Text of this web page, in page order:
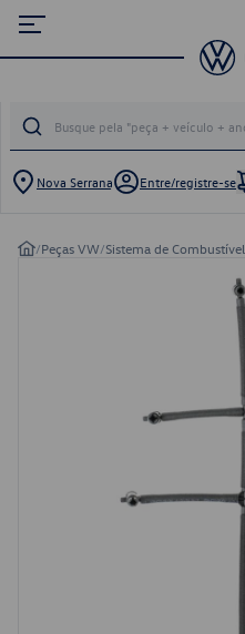
Nova Serrana Entre/registre-se
/Peças VW/Sistema de Combustível